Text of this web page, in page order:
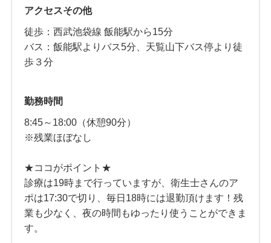
アクセスその他
徒歩：西武池袋線 飯能駅から15分
バス：飯能駅よりバス5分、天覧山下バス停より徒
歩３分
勤務時間
8:45～18:00（休憩90分）
※残業ほぼなし
★ココがポイント★
診療は19時まで行っていますが、衛生士さんのア
ポは17:30で切り、毎日18時には退勤頂けます！残
業も少なく、夜の時間もゆったり使うことができま
す。